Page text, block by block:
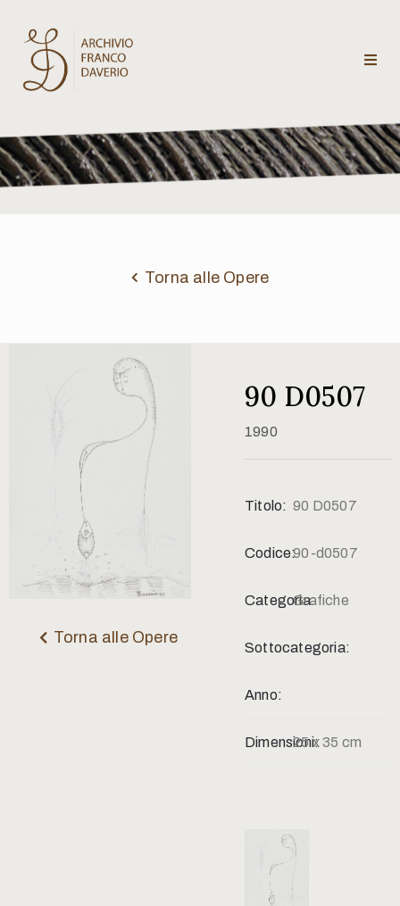
Archivio
Franco
Daverio
critici
Contatti
Torna alle Opere
Torna alle Opere
90 D0507
1990
Titolo: 90 D0507
Codice:90-d0507
Categoria:Grafiche
Sottocategoria:
Anno:
Dimensioni:25 x 35 cm